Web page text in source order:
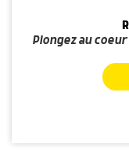
Plongez au